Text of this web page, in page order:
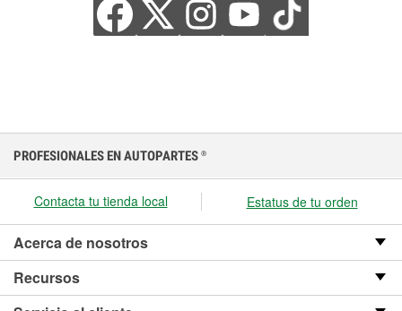
PROFESIONALES EN AUTOPARTES ®
Contacta tu tienda local Estatus de tu orden
Acerca de nosotros
Recursos